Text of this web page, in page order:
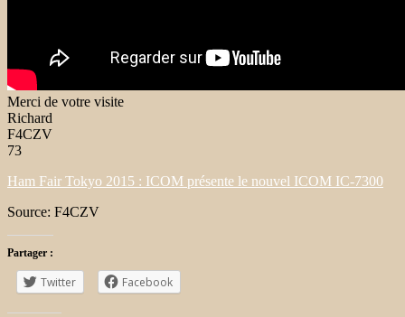
Merci de votre visite
Richard
F4CZV
73
Ham Fair Tokyo 2015 : ICOM présente le nouvel ICOM IC-7300
Source: F4CZV
Partager :
Twitter Facebook